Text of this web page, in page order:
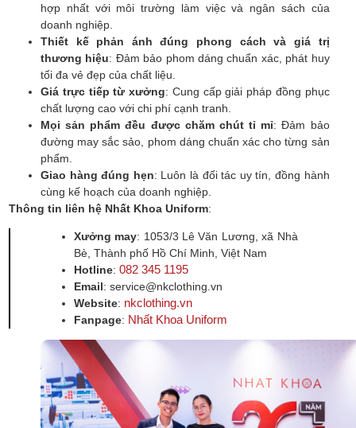
hợp nhất với môi trường làm việc và ngân sách của
doanh nghiệp.
Thiết kế phản ánh đúng phong cách và giá trị
thương hiệu: Đảm bảo phom dáng chuẩn xác, phát huy
tối đa vẻ đẹp của chất liệu.
Giá trực tiếp từ xưởng: Cung cấp giải pháp đồng phục
chất lượng cao với chi phí cạnh tranh.
Mọi sản phẩm đều được chăm chút tỉ mỉ: Đảm bảo
đường may sắc sảo, phom dáng chuẩn xác cho từng sản
phẩm.
Giao hàng đúng hẹn: Luôn là đối tác uy tín, đồng hành
cùng kế hoạch của doanh nghiệp.
Thông tin liên hệ Nhất Khoa Uniform:
Xưởng may: 1053/3 Lê Văn Lương, xã Nhà
Bè, Thành phố Hồ Chí Minh, Việt Nam
Hotline: 082 345 1195
Email: service@nkclothing.vn
Website: nkclothing.vn
Fanpage: Nhất Khoa Uniform